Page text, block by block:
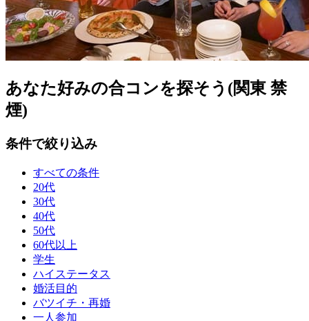
あなた好みの合コンを探そう(関東 禁
煙)
条件で絞り込み
すべての条件
20代
30代
40代
50代
60代以上
学生
ハイステータス
婚活目的
バツイチ・再婚
一人参加